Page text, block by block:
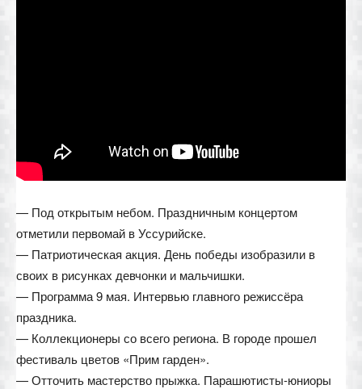
— Под открытым небом. Праздничным концертом
отметили первомай в Уссурийске.
— Патриотическая акция. День победы изобразили в
своих в рисунках девчонки и мальчишки.
— Программа 9 мая. Интервью главного режиссёра
праздника.
— Коллекционеры со всего региона. В городе прошел
фестиваль цветов «Прим гарден».
— Отточить мастерство прыжка. Парашютисты-юниоры